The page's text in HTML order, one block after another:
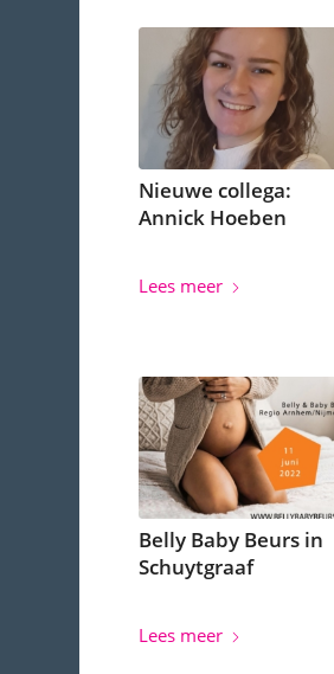
Nieuwe collega:
Annick Hoeben
Lees meer
Belly Baby Beurs in
Schuytgraaf
Lees meer